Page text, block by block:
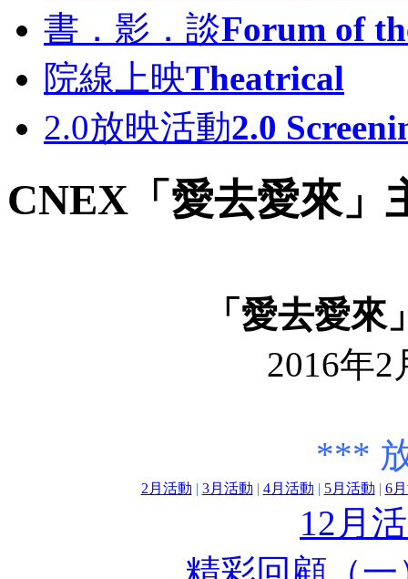
書．影．談Forum of
院線上映Theatrical
2.0放映活動2.0
CNEX「愛去愛來」
「愛去愛
2016年2
***
2月活動 | 3月活動 | 4月活動 | 5月活動 | 6
12月